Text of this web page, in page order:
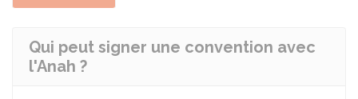
Qui peut signer une convention avec
l'Anah ?